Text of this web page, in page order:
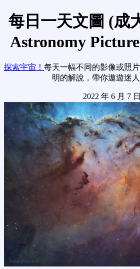
每日一天文圖 (成
Astronomy
探索宇宙！ 每天一幅不同的影像或照
明的解說，帶你遨遊迷人
2022 年 6 月 7 日